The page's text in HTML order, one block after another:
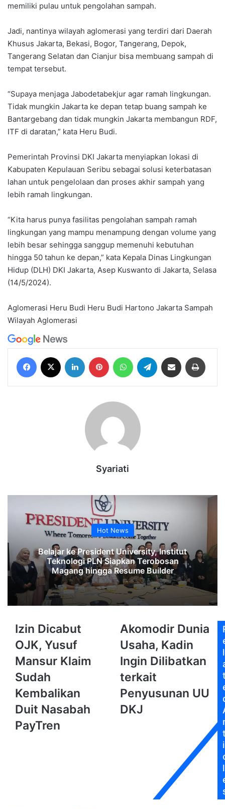
memiliki pulau untuk pengolahan sampah.
Jadi, nantinya wilayah aglomerasi yang terdiri dari Daerah
Khusus Jakarta, Bekasi, Bogor, Tangerang, Depok,
Tangerang Selatan dan Cianjur bisa membuang sampah di
tempat tersebut.
“Supaya menjaga Jabodetabekjur agar ramah lingkungan.
Tidak mungkin Jakarta ke depan tetap buang sampah ke
Bantargebang dan tidak mungkin Jakarta membangun RDF,
ITF di daratan,” kata Heru Budi.
Pemerintah Provinsi DKI Jakarta menyiapkan lokasi di
Kabupaten Kepulauan Seribu sebagai solusi keterbatasan
lahan untuk pengelolaan dan proses akhir sampah yang
lebih ramah lingkungan.
“Kita harus punya fasilitas pengolahan sampah ramah
lingkungan yang mampu menampung dengan volume yang
lebih besar sehingga sanggup memenuhi kebutuhan
hingga 50 tahun ke depan,” kata Kepala Dinas Lingkungan
Hidup (DLH) DKI Jakarta, Asep Kuswanto di Jakarta, Selasa
(14/5/2024).
Aglomerasi Heru Budi Heru Budi Hartono Jakarta Sampah
Wilayah Aglomerasi
Facebook LinkedIn Pinterest WhatsAppTelegram Share via Email
Syariati
Hot News
Belajar ke President University, Institut
Teknologi PLN Siapkan Terobosan
Magang hingga Resume Builder
Izin
OJK,
Yusuf
Mansur
Klaim
Sudah
Kembalikan
Duit
Nasabah
PayTren
Izin Dicabut
OJK, Yusuf
Mansur Klaim
Sudah
Kembalikan
Duit Nasabah
PayTren
Akomodir
Usaha,
Kadin
Ingin
Dilibatkan
terkait
Penyusunan
UU
Akomodir Dunia
Usaha, Kadin
Ingin Dilibatkan
terkait
Penyusunan UU
DKJ
l
i
l